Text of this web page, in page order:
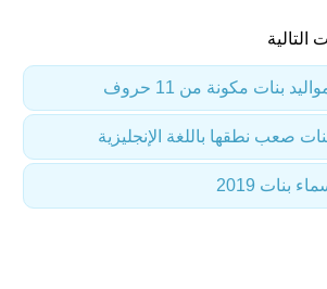
التالية
بنات مكونة من 11 حروف
صعب نطقها باللغة الإنجليزية
بنات 2019